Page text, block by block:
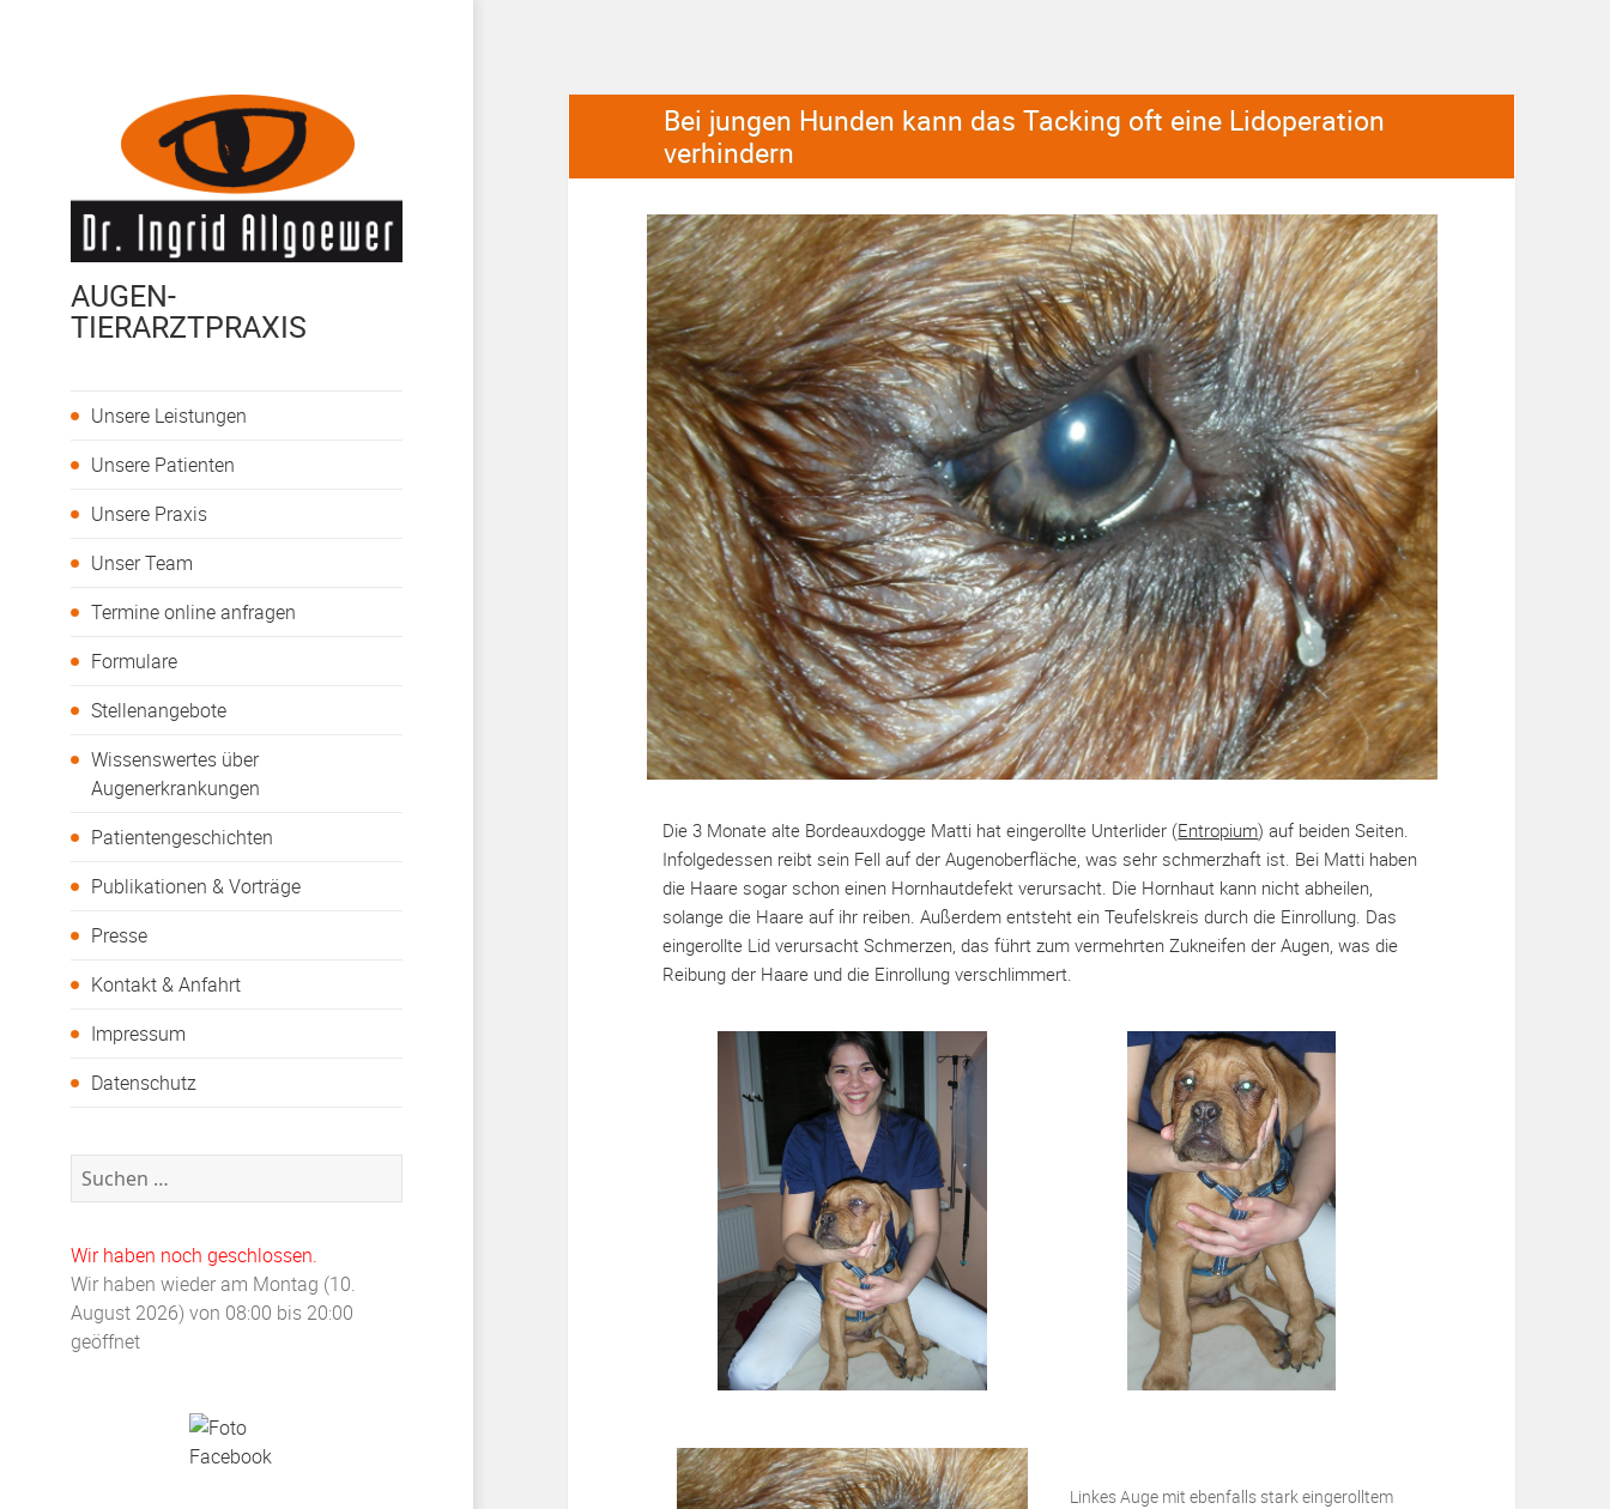
AUGEN-
TIERARZTPRAXIS
Unsere Leistungen
Unsere Patienten
Unsere Praxis
Unser Team
Termine online anfragen
Formulare
Stellenangebote
Wissenswertes über
Augenerkrankungen
Patientengeschichten
Publikationen & Vorträge
Presse
Kontakt & Anfahrt
Impressum
Datenschutz
Suchen
nach:
Wir haben noch geschlossen.
Wir haben wieder am Montag (10.
August 2026) von 08:00 bis 20:00
geöffnet
Bei jungen Hunden kann das Tacking oft eine Lidoperation
verhindern
Die 3 Monate alte Bordeauxdogge Matti hat eingerollte Unterlider (Entropium) auf beiden Seiten.
Infolgedessen reibt sein Fell auf der Augenoberfläche, was sehr schmerzhaft ist. Bei Matti haben
die Haare sogar schon einen Hornhautdefekt verursacht. Die Hornhaut kann nicht abheilen,
solange die Haare auf ihr reiben. Außerdem entsteht ein Teufelskreis durch die Einrollung. Das
eingerollte Lid verursacht Schmerzen, das führt zum vermehrten Zukneifen der Augen, was die
Reibung der Haare und die Einrollung verschlimmert.
Linkes Auge mit ebenfalls stark eingerolltem